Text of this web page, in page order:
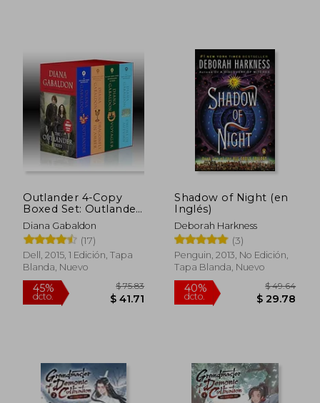
45%
dcto.
$ 45.18
$ 24.85
45%
dcto.
Outlander 4-Copy
Boxed Set: Outlander,
Dragonfly in Amber,
Voyager, Drums of
Autumn (en Inglés)
Diana Gabaldon
(17)
Dell, 2015, 1 Edición, Tapa
Blanda, Nuevo
Shadow of Night (en
Inglés)
Deborah Harkness
(3)
Penguin, 2013, No Edición,
Tapa Blanda, Nuevo